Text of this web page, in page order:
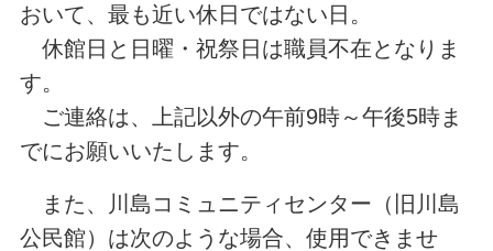
おいて、最も近い休日ではない日。
休館日と日曜・祝祭日は職員不在となりま
す。
ご連絡は、上記以外の午前9時～午後5時ま
でにお願いいたします。
また、川島コミュニティセンター（旧川島
公民館）は次のような場合、使用できませ